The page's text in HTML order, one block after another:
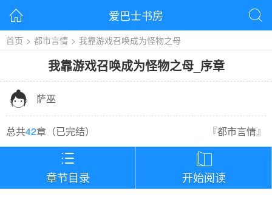
 爱巴士书房 
首页 > 都市言情 > 我靠游戏召唤成为怪物之母
我靠游戏召唤成为怪物之母_ 序章
 萨巫
总共42章（已完结） 『都市言情』

章节目录

开始阅读